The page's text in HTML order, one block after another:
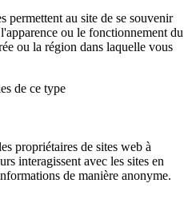
permettent au site de se souvenir
ou le fonctionnement du
ou la région dans laquelle vous
de ce type
propriétaires de sites web à
interagissent avec les sites en
de manière anonyme.